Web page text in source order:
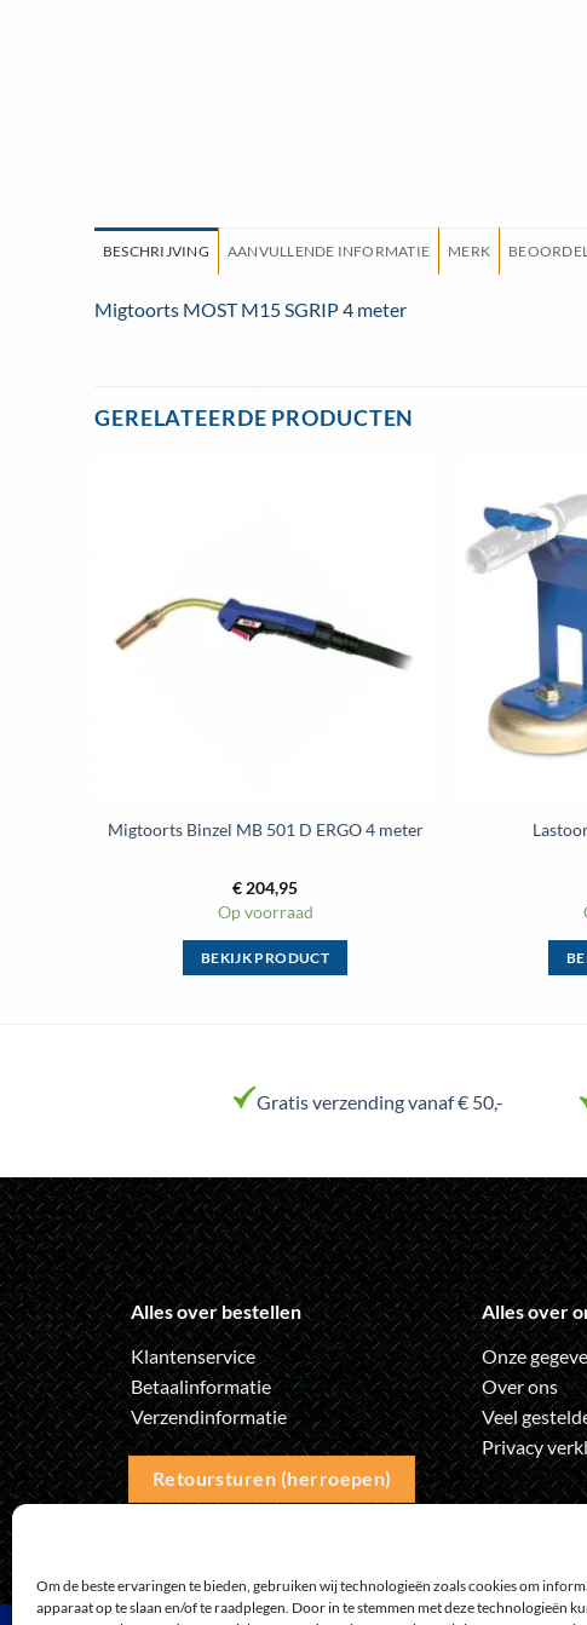
Om de beste ervaringen te bieden, gebruiken wij technologieën zoals cookies om
apparaat op te slaan en/of te raadplegen. Door in te stemmen met deze technologieën
BESCHRIJVING AANVULLENDE INFORMATIE MERK
Migtoorts MOST M15 SGRIP 4 meter
GERELATEERDE PRODUCTEN
Migtoorts Binzel MB 501 D ERGO 4 meter
€ 204,95
Op voorraad
BEKIJK PRODUCT
variaties.
kan
gekozen
worden
op
de
productpagina
Gratis verzending vanaf € 50,-
Alles over bestellen
Klantenservice
Betaalinformatie
Verzendinformatie
Retoursturen (herroepen)
Alles over
Onze
Over ons
Veel
Privacy